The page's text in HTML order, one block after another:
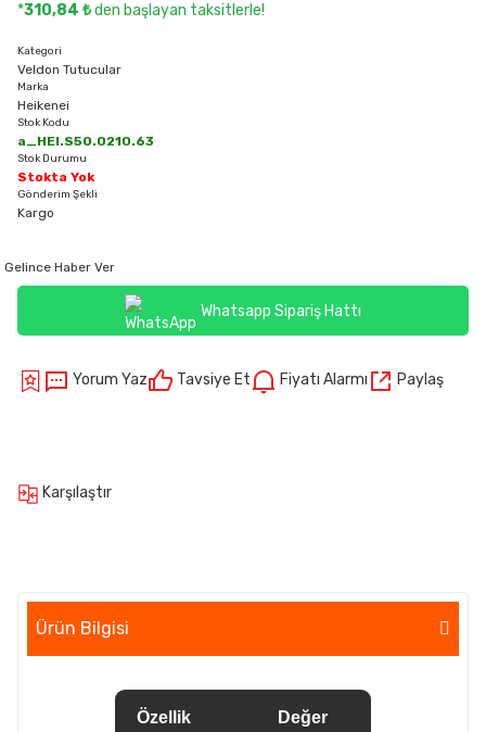
*310,84 ₺den başlayan taksitlerle!
Kategori
Veldon Tutucular
Marka
Heikenei
Stok Kodu
a_HEI.S50.0210.63
Stok Durumu
Stokta Yok
Gönderim Şekli
Kargo
Gelince Haber Ver
Whatsapp Sipariş Hattı
Yorum Yaz Tavsiye Et Fiyatı Alarmı Paylaş
Karşılaştır
Ürün Bilgisi
Özellik Değer